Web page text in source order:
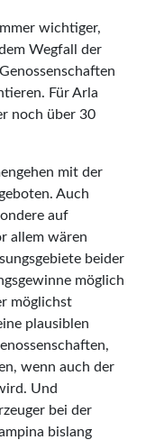
wichtiger,
Wegfall der
Für Arla
noch über 30
mit der
Auch
auf
allem wären
beider
möglich
möglichst
plausiblen
wenn auch der
Und
bei der
bislang